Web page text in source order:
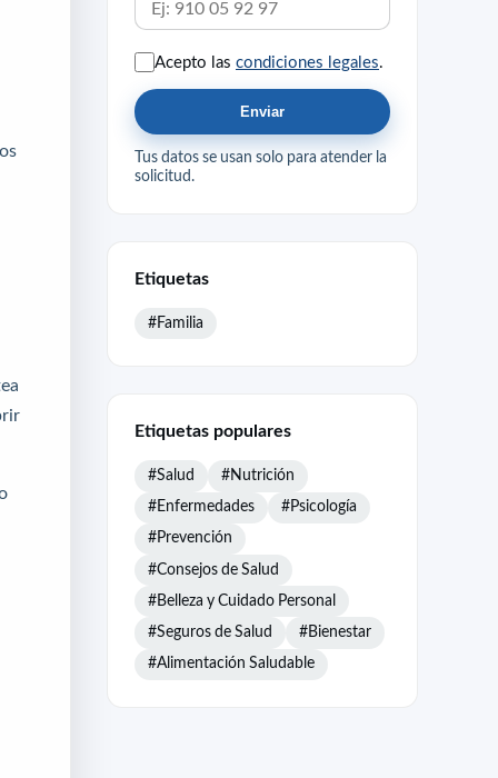
Acepto las condiciones legales.
Enviar
Tus datos se usan solo para atender la
solicitud.
Etiquetas
#Familia
Etiquetas populares
#Salud #Nutrición
#Enfermedades #Psicología
#Prevención
#Consejos de Salud
#Belleza y Cuidado Personal
#Seguros de Salud #Bienestar
#Alimentación Saludable